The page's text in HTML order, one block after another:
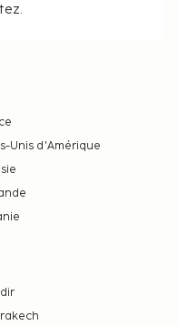
(ventuellement
balcon,
et tlvision par
rglable
Occupation
avec
mer
balcon, minibar
par satellite ainsi
Unis d'Amérique